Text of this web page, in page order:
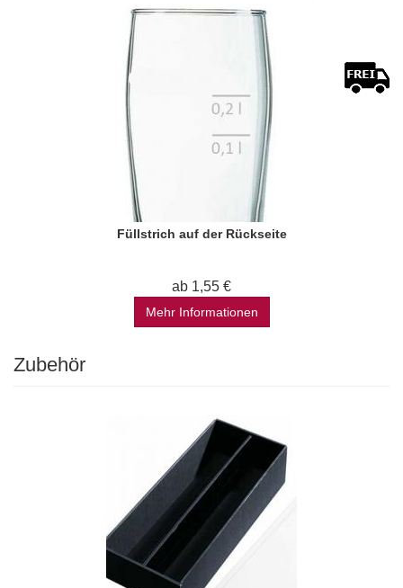
Füllstrich auf der Rückseite
ab 1,55 €
Mehr Informationen
Zubehör